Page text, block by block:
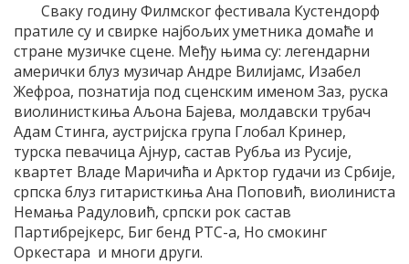
Сваку годину Филмског фестивала Кустендорф
пратиле су и свирке најбољих уметника домаће и
стране музичке сцене. Међу њима су: легендарни
амерички блуз музичар Андре Вилијамс, Изабел
Жефроа, познатија под сценским именом Заз, руска
виолинисткиња Аљона Бајева, молдавски трубач
Адам Стинга, аустријска група Глобал Кринер,
турска певачица Ајнур, састав Рубља из Русије,
квартет Владе Маричића и Арктор гудачи из Србије,
српска блуз гитаристкиња Ана Поповић, виолиниста
Немања Радуловић, српски рок састав
Партибрејкерс, Биг бенд РТС-а, Но смокинг
Оркестара и многи други.